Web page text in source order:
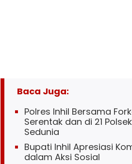
Baca Juga:
Polres Inhil Bersama
Serentak dan di 21
Sedunia
Bupati Inhil Apresiasi
dalam Aksi Sosial